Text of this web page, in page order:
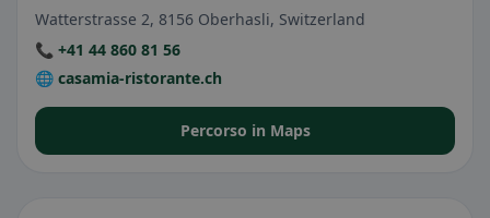
Watterstrasse 2, 8156 Oberhasli, Switzerland
📞 +41 44 860 81 56
🌐 casamia-ristorante.ch
Percorso in Maps